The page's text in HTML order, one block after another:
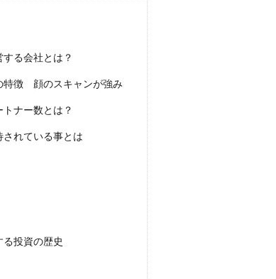
る会社とは？
特徴 顔のスキャンが強み
ナー数とは？
されている事とは
る投資の歴史